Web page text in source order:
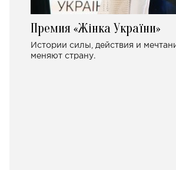
Премия «Жінка України»
Истории силы, действия и
меняют страну.